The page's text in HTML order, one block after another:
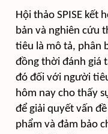
Hội thảo SPISE kết
bản và nghiên cứu
tiêu là mô tả, phân
đồng thời đánh giá
đó đối với người
hôm nay cho thấy
để giải quyết vấn
phẩm và đảm bảo